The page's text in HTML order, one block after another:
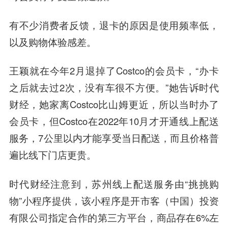
有不少消费者反馈，退卡的原因是使用频率低，
以及购物体验感差。
王颖就在今年2月退掉了Costco的会员卡，“办卡
之后就去过2次，没有车很不方便。”她告诉时代
财经，她家离Costco比山姆更近，所以当时办了
会员卡，但Costco在2022年10月才开通线上配送
服务，7公里以内才能享受当日配送，而且价格普
遍比线下门店更贵。
时代财经注意到，苏州线上配送服务由“挑挑购
物”小程序提供，该小程序是开市客（中国）投资
有限公司指定合作的第三方平台，商品存在6%左